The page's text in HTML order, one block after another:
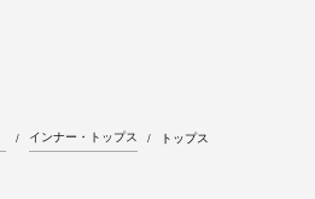
インナー・トップス トップス